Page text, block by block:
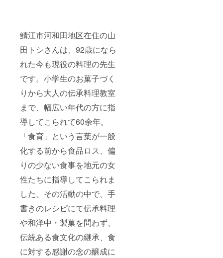
鯖江市河和田地区在住の山
田トシさんは、92歳になら
れた今も現役の料理の先生
です。小学生のお菓子づく
りから大人の伝承料理教室
まで、幅広い年代の方に指
導してこられて60余年。
「食育」という言葉が一般
化する前から食品ロス、偏
りの少ない食事を地元の女
性たちに指導してこられま
した。その活動の中で、手
書きのレシピにて伝承料理
や和洋中・製菓を問わず、
伝統ある食文化の継承、食
に対する感謝の念の醸成に